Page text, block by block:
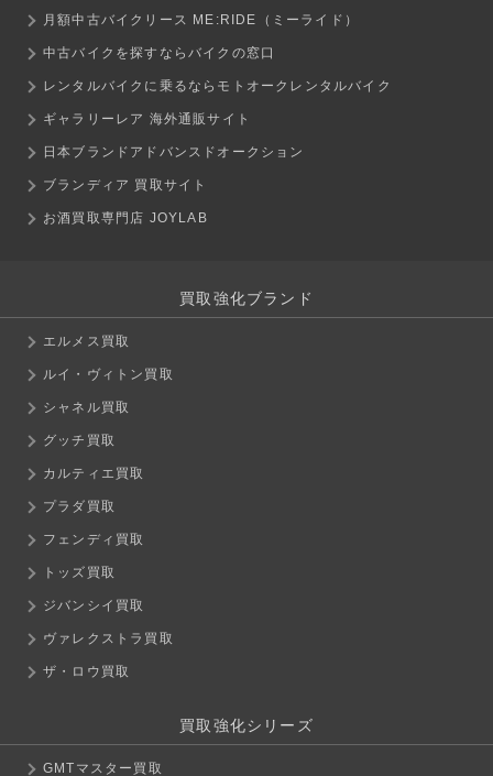
月額中古バイクリース ME:RIDE（ミーライド）
中古バイクを探すならバイクの窓口
レンタルバイクに乗るならモトオークレンタルバイク
ギャラリーレア 海外通販サイト
日本ブランドアドバンスドオークション
ブランディア 買取サイト
お酒買取専門店 JOYLAB
買取強化ブランド
エルメス買取
ルイ・ヴィトン買取
シャネル買取
グッチ買取
カルティエ買取
プラダ買取
フェンディ買取
トッズ買取
ジバンシイ買取
ヴァレクストラ買取
ザ・ロウ買取
買取強化シリーズ
GMTマスター買取